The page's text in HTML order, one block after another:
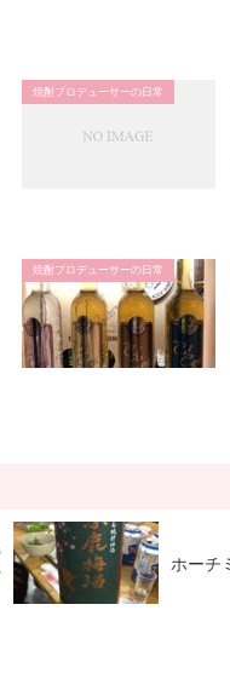
焼酎プロデューサーの日常
焼酎プロデューサーの日常
ホーチ